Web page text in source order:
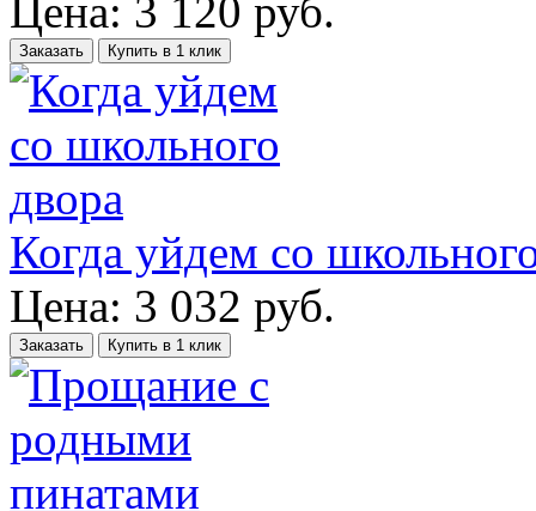
Цена: 3 120 руб.
Заказать Купить в 1 клик
Когда уйдем со
Цена: 3 032 руб.
Заказать Купить в 1 клик